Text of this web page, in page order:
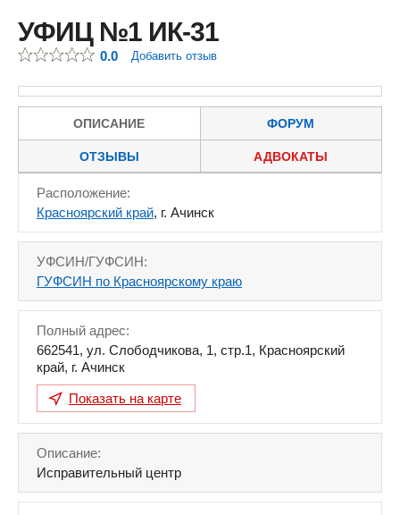
РЕКЛАМОДАТЕЛЯМ
УФИЦ №1 ИК-31
0.0 Добавить отзыв
ОПИСАНИЕ ФОРУМ
ОТЗЫВЫ АДВОКАТЫ
Расположение:
Красноярский край, г. Ачинск
УФСИН/ГУФСИН:
ГУФСИН по Красноярскому краю
Полный адрес:
662541, ул. Слободчикова, 1, стр.1, Красноярский
край, г. Ачинск
Показать на карте
Описание:
Исправительный центр